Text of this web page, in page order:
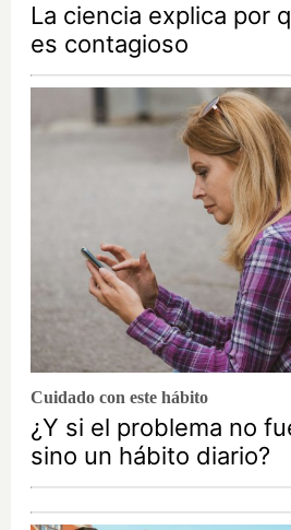
La ciencia explica por
es contagioso
Cuidado con este hábito
¿Y si el problema no
sino un hábito diario?